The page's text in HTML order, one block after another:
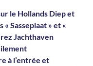
le Hollands Diep et
Sasseplaat » et «
Jachthaven
à l’entrée et